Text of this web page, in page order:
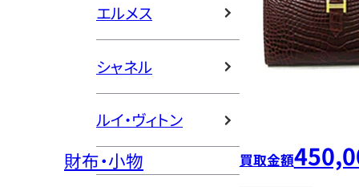
エルメス
シャネル
ルイ・ヴィトン
財布・小物 買取金額